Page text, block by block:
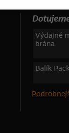
Výdajné
brána
Balík